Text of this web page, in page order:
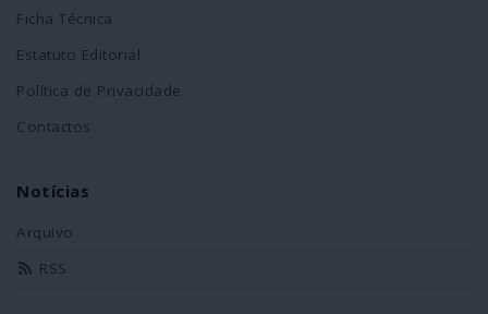
Ficha Técnica
Estatuto Editorial
Política de Privacidade
Contactos
Notícias
Arquivo
RSS